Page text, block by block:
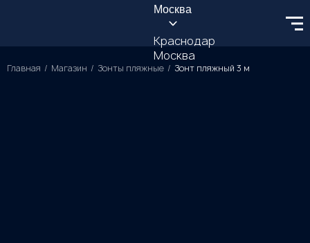
Москва
Краснодар
Москва
Главная Магазин Зонты пляжные Зонт пляжный 3 м